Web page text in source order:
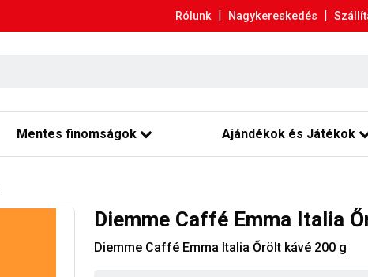
Rólunk | Nagykereskedés |
Mentes finomságok Ajándékok és Játékok
Diemme Caffé Emma Italia
Diemme Caffé Emma Italia Őrölt kávé 200 g